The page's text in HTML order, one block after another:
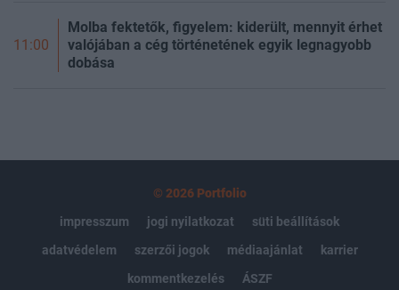
11:00
Molba fektetők, figyelem: kiderült, mennyit érhet
valójában a cég történetének egyik legnagyobb
dobása
© 2026 Portfolio
impresszum
jogi nyilatkozat
süti beállítások
adatvédelem
szerzői jogok médiaajánlat
karrier
kommentkezelés
ÁSZF